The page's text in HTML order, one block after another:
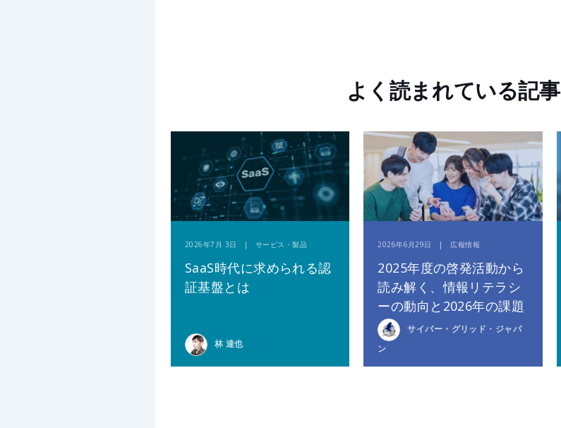
よく読まれている記事
2026年7月 3日 | サービス・製品
SaaS時代に求められる認
証基盤とは
林 達也
2026年6月29日 | 広報情報
2025年度の啓発活動から
読み解く、情報リテラシ
ーの動向と2026年の課題
サイバー・グリッド・ジャパ
ン